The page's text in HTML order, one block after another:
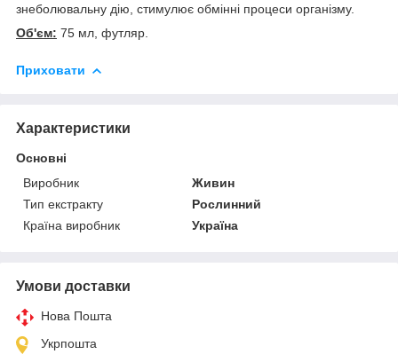
знеболювальну дію, стимулює обмінні процеси організму.
Об'єм: 75 мл, футляр.
Приховати
Характеристики
Основні
Виробник
Живин
Тип екстракту
Рослинний
Країна виробник
Україна
Умови доставки
Нова Пошта
Укрпошта